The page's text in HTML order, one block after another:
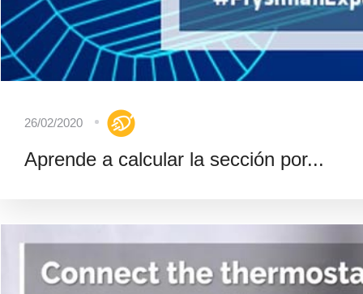
26/02/2020
Aprende a calcular la sección por...